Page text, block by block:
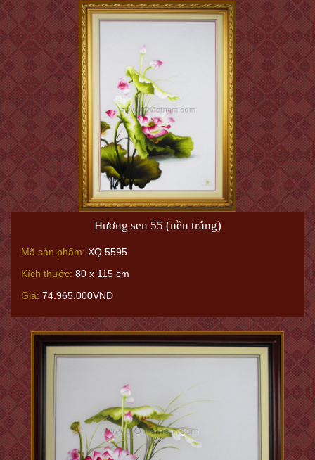
Hương sen 55 (nền trắng)
Mã sản phẩm: XQ.5595
Kích thước: 80 x 115 cm
Giá: 74.965.000VNĐ